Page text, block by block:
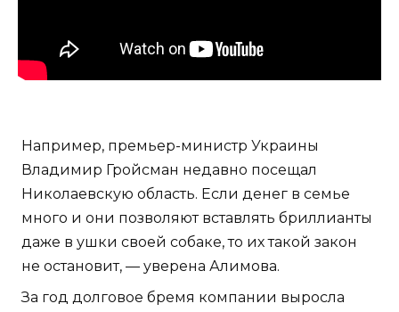
Например, премьер-министр Украины
Владимир Гройсман недавно посещал
Николаевскую область. Если денег в семье
много и они позволяют вставлять бриллианты
даже в ушки своей собаке, то их такой закон
не остановит, — уверена Алимова.
За год долговое бремя компании выросла